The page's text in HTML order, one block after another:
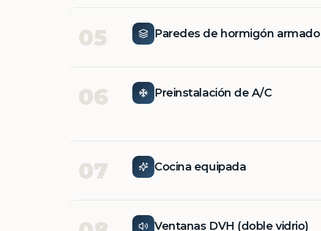
05 Paredes de hormigón armado
06 Preinstalación de A/C
07 Cocina equipada
Ventanas DVH (doble vidrio)